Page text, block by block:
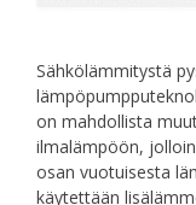
Sähkölämmitystä
on mahdollista
ilmalämpöön,
osan vuotuisesta
käytettään